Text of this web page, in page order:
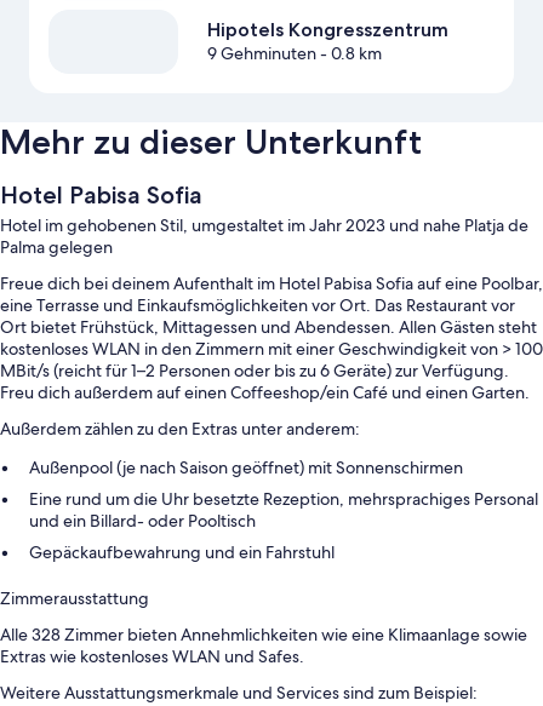
Hipotels Kongresszentrum
9 Gehminuten- 0.8 km
Mehr zu dieser Unterkunft
Hotel Pabisa Sofia
Hotel im gehobenen Stil, umgestaltet im Jahr 2023 und nahe Platja de
Palma gelegen
Freue dich bei deinem Aufenthalt im Hotel Pabisa Sofia auf eine Poolbar,
eine Terrasse und Einkaufsmöglichkeiten vor Ort. Das Restaurant vor
Ort bietet Frühstück, Mittagessen und Abendessen. Allen Gästen steht
kostenloses WLAN in den Zimmern mit einer Geschwindigkeit von > 100
MBit/s (reicht für 1–2 Personen oder bis zu 6 Geräte) zur Verfügung.
Freu dich außerdem auf einen Coffeeshop/ein Café und einen Garten.
Außerdem zählen zu den Extras unter anderem:
Außenpool (je nach Saison geöffnet) mit Sonnenschirmen
Eine rund um die Uhr besetzte Rezeption, mehrsprachiges Personal
und ein Billard- oder Pooltisch
Gepäckaufbewahrung und ein Fahrstuhl
Zimmerausstattung
Alle 328 Zimmer bieten Annehmlichkeiten wie eine Klimaanlage sowie
Extras wie kostenloses WLAN und Safes.
Weitere Ausstattungsmerkmale und Services sind zum Beispiel: